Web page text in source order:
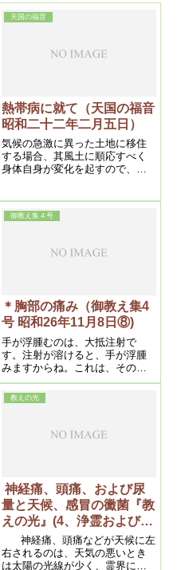
天国の福音
熱帯病に就て（天国の福音
昭和二十二年二月五日）
気候の急激に異った土地に移住
する場合、其風土に順応すべく
身体自身が変化を起すので、其
り純にするという理由によるの
御教え集４号
＊胸部の痛み（御教え集4
号 昭和26年11月8日⑧)
手が浮腫むのは、大抵注射で
す。注射が溶けると、手が浮腫
みますからね。これは、その箇
所を浄霊すれば何でもないで
す。割合早く治ります。寝ます
と胸部が苦しい――と言うの
迫されるから苦しいんです。
教えの光
神経痛、頭痛、および尿
量と天候、感冒の黴菌『教
えの光』(4、浄霊および信
仰上の問題）昭和二十六年
五月二十日)
神経痛、頭痛などが天候に左
右されるのは、天気の悪いとき
は太陽の光線が少く、霊界に火